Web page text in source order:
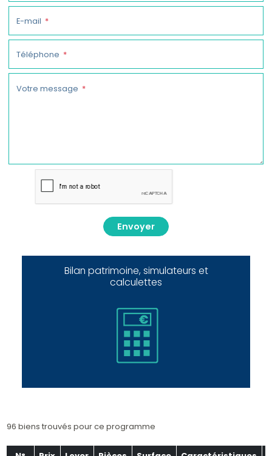
E-mail
Téléphone
Votre message
Envoyer
Bilan patrimoine, simulateurs et
calculettes
96 biens trouvés pour ce programme